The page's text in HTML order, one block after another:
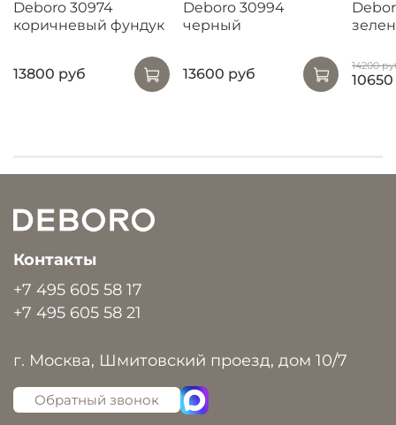
Deboro 30974
коричневый фундук
13800 руб
Deboro 30994
черный
13600 руб 14200
Контакты
+7 495 605 58 17
+7 495 605 58 21
г. Москва, Шмитовский проезд, дом 10/7
Обратный звонок